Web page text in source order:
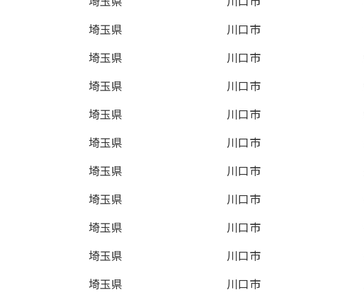
埼玉県 川口市
埼玉県 川口市
埼玉県 川口市
埼玉県 川口市
埼玉県 川口市
埼玉県 川口市
埼玉県 川口市
埼玉県 川口市
埼玉県 川口市
埼玉県 川口市